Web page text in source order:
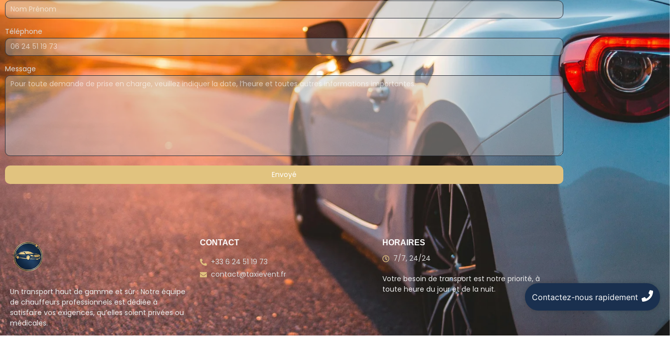
Téléphone
Message
Envoyé
Un transport haut de gamme et sûr : Notre équipe
de chauffeurs professionnels est dédiée à
satisfaire vos exigences, qu’elles soient privées ou
médicales.
CONTACT
+33 6 24 51 19 73
contact@taxievent.fr
HORAIRES
7/7, 24/24
Votre besoin de transport est notre priorité, à
toute heure du jour et de la nuit.
Contactez-nous rapidement